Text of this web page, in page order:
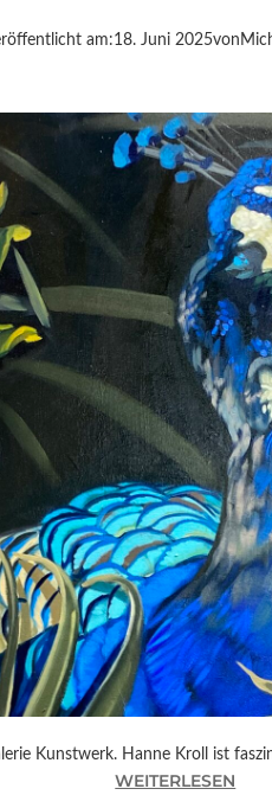
N
N
Z
P
R
E
I
S
2
0
2
6
“
B
E
K
O
M
M
T
C
H
R
I
S
T
A
am:18. Juni 2025von
Kunstwerk. Hanne Kroll ist
WEITERLESEN